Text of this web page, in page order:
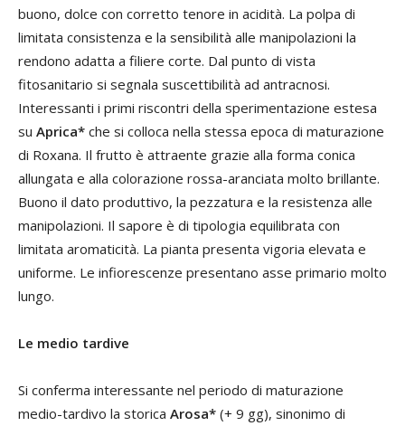
buono, dolce con corretto tenore in acidità. La polpa di
limitata consistenza e la sensibilità alle manipolazioni la
rendono adatta a filiere corte. Dal punto di vista
fitosanitario si segnala suscettibilità ad antracnosi.
Interessanti i primi riscontri della sperimentazione estesa
su Aprica* che si colloca nella stessa epoca di maturazione
di Roxana. Il frutto è attraente grazie alla forma conica
allungata e alla colorazione rossa-aranciata molto brillante.
Buono il dato produttivo, la pezzatura e la resistenza alle
manipolazioni. Il sapore è di tipologia equilibrata con
limitata aromaticità. La pianta presenta vigoria elevata e
uniforme. Le infiorescenze presentano asse primario molto
lungo.
Le medio tardive
Si conferma interessante nel periodo di maturazione
medio-tardivo la storica Arosa* (+ 9 gg), sinonimo di